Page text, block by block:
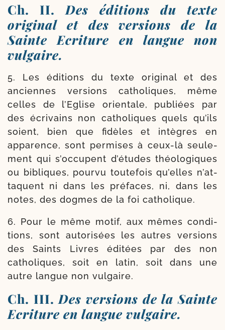
Ch. II. Des éditions du texte
original et des versions de la
Sainte Ecriture en langue non
vulgaire.
5. Les édi­tions du texte ori­gi­nal et des
anciennes ver­sions catho­liques, même
celles de l’Eglise orien­tale, publiées par
des écri­vains non catho­liques quels qu’ils
soient, bien que fidèles et intègres en
appa­rence, sont per­mises à ceux-​là seule­
ment qui s’occupent d’é­tudes théo­lo­giques
ou bibliques, pour­vu tou­te­fois qu’elles n’at­
taquent ni dans les pré­faces, ni, dans les
notes, des dogmes de la foi catholique.
6. Pour le même motif, aux mêmes condi­
tions, sont auto­ri­sées les autres ver­sions
des Saints Livres édi­tées par des non
catho­liques, soit en latin, soit dans une
autre langue non vulgaire.
Ch. III. Des versions de la Sainte
Ecriture en langue vulgaire.